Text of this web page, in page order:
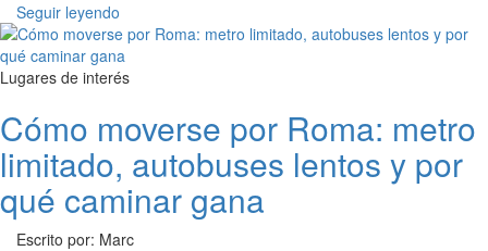
Seguir leyendo
Lugares de interés
Cómo moverse por Roma: metro
limitado, autobuses lentos y por
qué caminar gana
Escrito por: Marc